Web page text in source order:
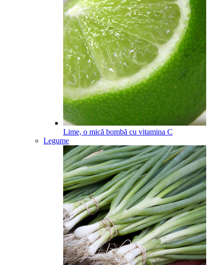
Lime, o mică bombă cu vitamina C
Legume